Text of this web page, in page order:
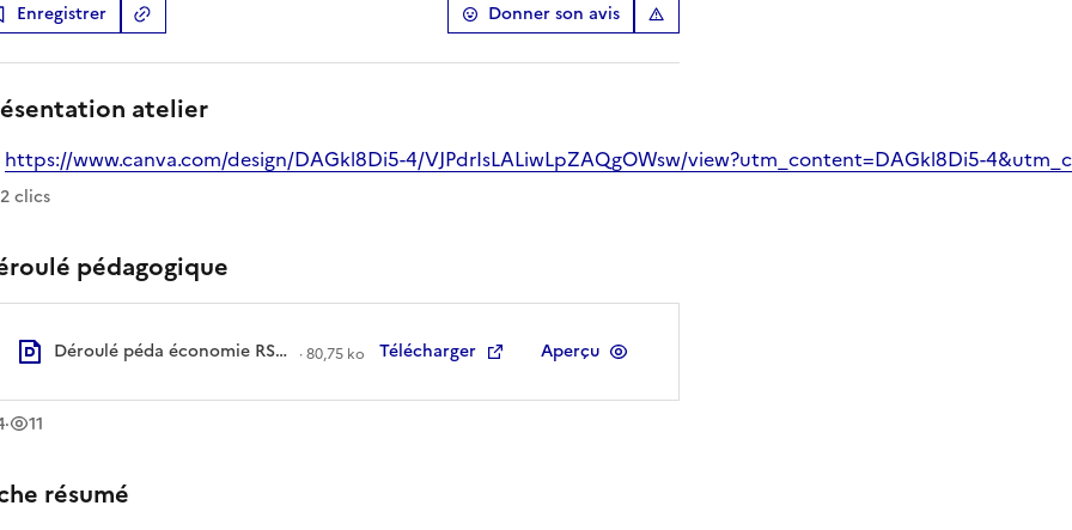
Enregistrer Copier le lien Donner son avis
atelier
https://www.canva.com/design/DAGkl8Di5-4/VJPdrIsLALiwLpZAQgOWsw/view?utm_content=DAGkl8Di5-
dans un nouvel onglet
clics
lien
pédagogique
Déroulé péda économie RS.pdf ·80,75 ko Télécharger Aperçu
· 11
vues
résumé